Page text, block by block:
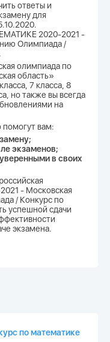
ответы и
для
2020-2021 -
Олимпиада /
олимпиада по
область»
7 класса, 8
но также вы всегда
на
вам:
экзаменов;
в своих
- Московская
/ Конкурс по
успешной сдачи
экзамена.
по математике